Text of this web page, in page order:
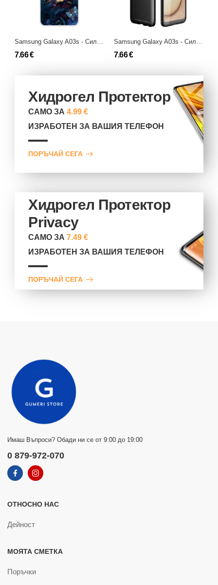
Samsung Galaxy A03s - Силиконов Гръб с Картинки
7.66 €
Samsung Galaxy A03s - Силиконов Гръб - Карбон Ауто
7.66 €
Хидрогел Протектор
САМО ЗА4.99 €
ИЗРАБОТЕН ЗА ВАШИЯ ТЕЛЕФОН
ПОРЪЧАЙ СЕГА
Хидрогел Протектор
Privacy
САМО ЗА7.49 €
ИЗРАБОТЕН ЗА ВАШИЯ ТЕЛЕФОН
ПОРЪЧАЙ СЕГА
Имаш Въпроси? Обади ни се от 9:00 до 19:00
0 879-972-070
ОТНОСНО НАС
Дейност
МОЯТА СМЕТКА
Поръчки